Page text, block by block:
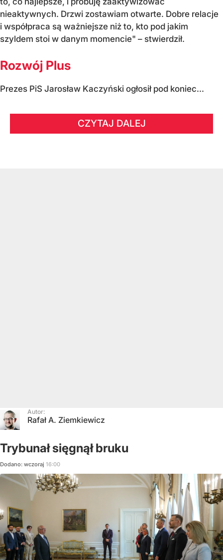
nieaktywnych. Drzwi zostawiam otwarte. Dobre relacje
i współpraca są ważniejsze niż to, kto pod jakim
szyldem stoi w danym momencie" – stwierdził.
Rozwój Plus
Prezes PiS Jarosław Kaczyński ogłosił pod koniec...
CZYTAJ DALEJ
Autor:
Rafał A. Ziemkiewicz
Trybunał sięgnął bruku
Dodano: wczoraj 16:00